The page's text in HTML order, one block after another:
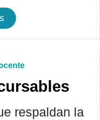
respaldan la